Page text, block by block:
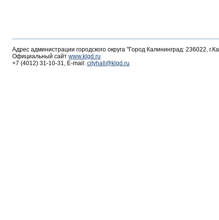
Адрес администрации городского округа "Город Калининград: 236022,
Официальный сайт www.klgd.ru
+7 (4012) 31-10-31, E-mail: cityhall@klgd.ru